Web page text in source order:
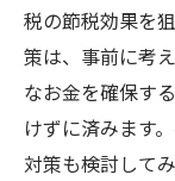
税の節税効果を
策は、事前に考
なお金を確保す
けずに済みます
対策も検討して